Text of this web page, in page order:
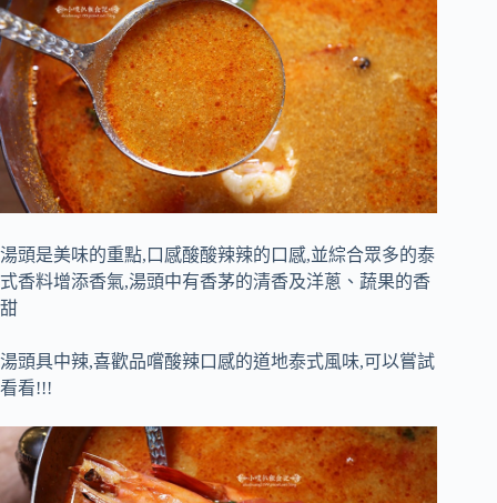
湯頭是美味的重點,口感酸酸辣辣的口感,並綜合眾多的泰
式香料增添香氣,湯頭中有香茅的清香及洋蔥、蔬果的香
甜
湯頭具中辣,喜歡品嚐酸辣口感的道地泰式風味,可以嘗試
看看!!!